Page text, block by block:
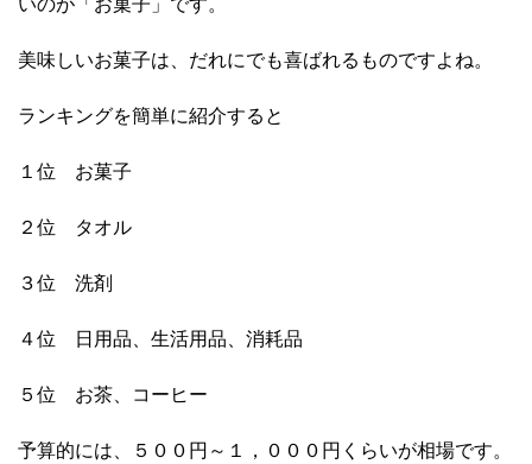
美味しいお菓子は、だれにでも喜ばれるものですよね。
ランキングを簡単に紹介すると
１位 お菓子
２位 タオル
３位 洗剤
４位 日用品、生活用品、消耗品
５位 お茶、コーヒー
予算的には、５００円～１，０００円くらいが相場です。